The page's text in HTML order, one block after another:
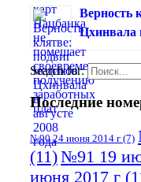
Верность
Цхинвала
Search for:
Последние
№90 24 июня 2014 г (7)
(11)№91 19
июня 2017 г